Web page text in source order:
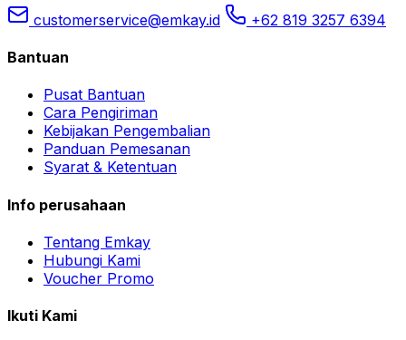
customerservice@emkay.id +62 819 3257 6394
Bantuan
Pusat Bantuan
Cara Pengiriman
Kebijakan Pengembalian
Panduan Pemesanan
Syarat & Ketentuan
Info perusahaan
Tentang Emkay
Hubungi Kami
Voucher Promo
Ikuti Kami